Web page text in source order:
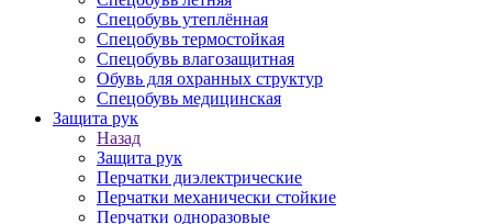
Спецобувь утеплённая
Спецобувь термостойкая
Спецобувь влагозащитная
Обувь для охранных структур
Спецобувь медицинская
Защита рук
Назад
Защита рук
Перчатки диэлектрические
Перчатки механически стойкие
Перчатки одноразовые